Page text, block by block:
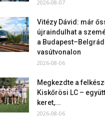
2026-08-07
Vitézy Dávid: már
újraindulhat a
a Budapest–Belgrád
vasútvonalon
2026-08-06
Megkezdte a
Kiskőrösi LC –
keret,...
2026-08-06